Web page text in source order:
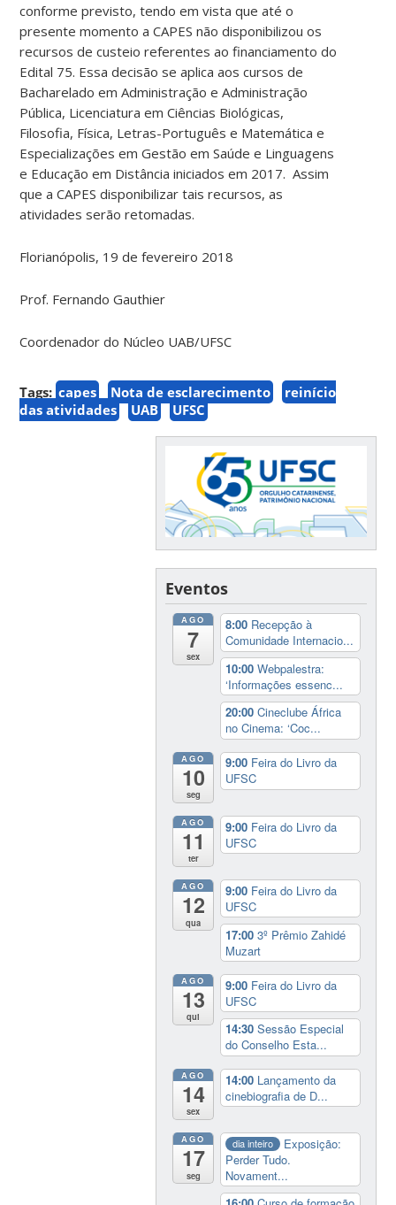
conforme previsto, tendo em vista que até o
presente momento a CAPES não disponibilizou os
recursos de custeio referentes ao financiamento do
Edital 75. Essa decisão se aplica aos cursos de
Bacharelado em Administração e Administração
Pública, Licenciatura em Ciências Biológicas,
Filosofia, Física, Letras-Português e Matemática e
Especializações em Gestão em Saúde e Linguagens
e Educação em Distância iniciados em 2017. Assim
que a CAPES disponibilizar tais recursos, as
atividades serão retomadas.
Florianópolis, 19 de fevereiro 2018
Prof. Fernando Gauthier
Coordenador do Núcleo UAB/UFSC
Tags: capes Nota de esclarecimento
reinício
das atividades
UAB UFSC
Eventos
AGO
7
sex
8:00 Recepção à
Comunidade Internacio...
10:00Webpalestra:
‘Informações essenc...
20:00Cineclube África
no Cinema: ‘Coc...
AGO
10
seg
9:00 Feira do Livro da
UFSC
AGO
11
ter
9:00 Feira do Livro da
UFSC
AGO
12
qua
9:00 Feira do Livro da
UFSC
17:003º Prêmio Zahidé
Muzart
AGO
13
qui
9:00 Feira do Livro da
UFSC
14:30Sessão Especial
do Conselho Esta...
AGO
14
sex
14:00 Lançamento da
cinebiografia de D...
AGO
17
seg
dia inteiro
Exposição:
Perder Tudo.
Novament...